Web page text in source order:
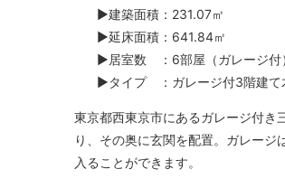
▶建築面積：231.07㎡
▶延床面積：641.84㎡
▶居室数 ：6部屋（ガレージ付
▶タイプ ：ガレージ付3階建て
東京都西東京市にあるガレージ付き
り、その奥に玄関を配置。ガレー
入ることができます。